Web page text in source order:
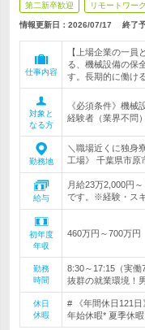
第二新卒歓迎 リモートワー
情報更新日：2026/07/17 終了
仕事内容
【上場企業の一員
る、機械設備の保
す。長期的に働け
対象と
なる方
《必須条件》機械
経験者（業界不問
勤務地
＼職場近くに独身
工場》 千葉県市
給与
月給23万2,000円
です。※経験・ス
初年度
年収
460万円～700万円
勤務
時間
8:30～17:15（実
抜群の就業環境！
休日
休暇
# 《年間休日121
年始休暇* 夏季休